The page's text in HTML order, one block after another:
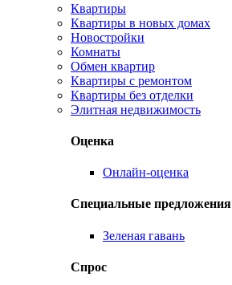
Квартиры
Квартиры в новых домах
Новостройки
Комнаты
Обмен квартир
Квартиры с ремонтом
Квартиры без отделки
Элитная недвижимость
Оценка
Онлайн-оценка
Специальные предложения
Зеленая гавань
Спрос